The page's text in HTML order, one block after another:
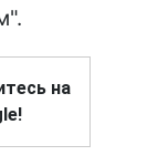
на